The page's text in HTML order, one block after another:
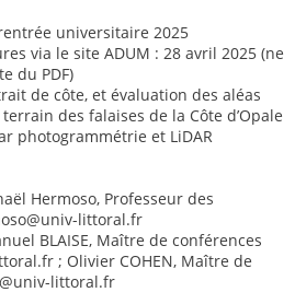
universitaire 2025
via le site ADUM : 28 avril 2025 (ne
du PDF)
de côte, et évaluation des aléas
des falaises de la Côte d’Opale
photogrammétrie et LiDAR
Hermoso, Professeur des
littoral.fr
BLAISE, Maître de conférences
; Olivier COHEN, Maître de
littoral.fr